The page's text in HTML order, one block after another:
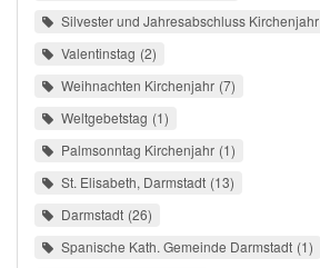
Silvester und Jahresabschluss Kirchenjahr
Valentinstag 2
Weihnachten Kirchenjahr 7
Weltgebetstag 1
Palmsonntag Kirchenjahr 1
St. Elisabeth, Darmstadt 13
Darmstadt 26
Spanische Kath. Gemeinde Darmstadt 1